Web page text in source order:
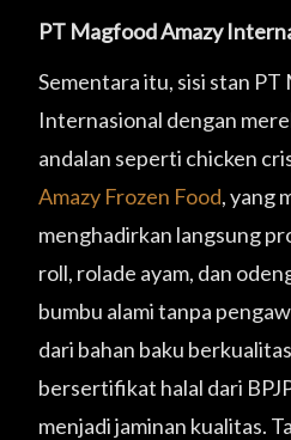
PT Magfood Amazy
Sementara itu, sisi stan
Internasional dengan
andalan seperti chicken
Amazy Frozen Food, yang
menghadirkan langsung
roll, rolade ayam, dan
bumbu alami tanpa
dari bahan baku
bersertifikat halal dari
menjadi jaminan kualitas.